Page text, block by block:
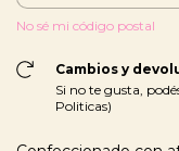
No sé mi código postal
Cambios y
Si no te gusta,
Politicas)